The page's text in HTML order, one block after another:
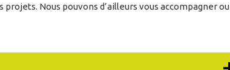
Nous pouvons d’ailleurs vous accompagner ou